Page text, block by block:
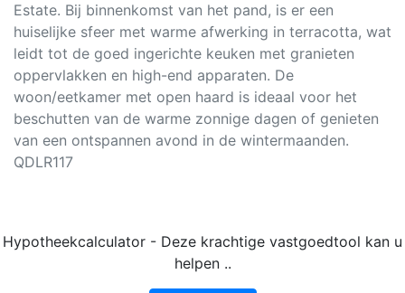
Estate. Bij binnenkomst van het pand, is er een
huiselijke sfeer met warme afwerking in terracotta, wat
leidt tot de goed ingerichte keuken met granieten
oppervlakken en high-end apparaten. De
woon/eetkamer met open haard is ideaal voor het
beschutten van de warme zonnige dagen of genieten
van een ontspannen avond in de wintermaanden.
QDLR117
Hypotheekcalculator - Deze krachtige vastgoedtool kan u
helpen ..